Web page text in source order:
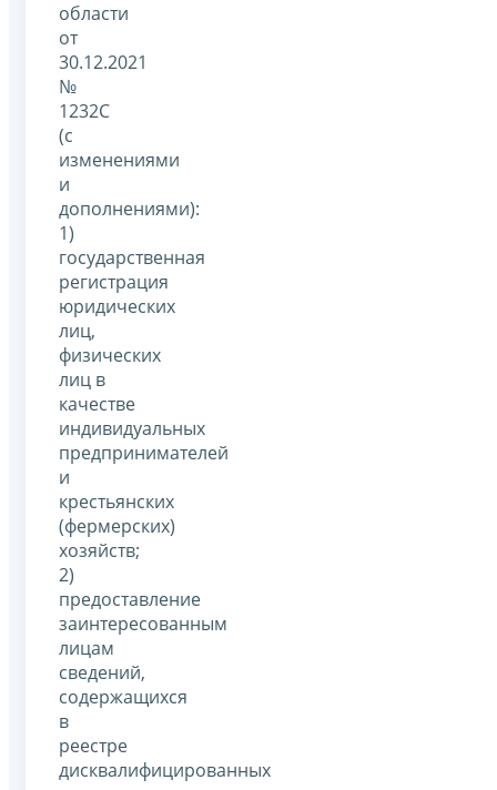
области
от
30.12.2021
№
1232С
(с
изменениями
и
дополнениями):
1)
государственная
регистрация
юридических
лиц,
физических
лиц в
качестве
индивидуальных
предпринимателей
и
крестьянских
(фермерских)
хозяйств;
2)
предоставление
заинтересованным
лицам
сведений,
содержащихся
в
реестре
дисквалифицированных